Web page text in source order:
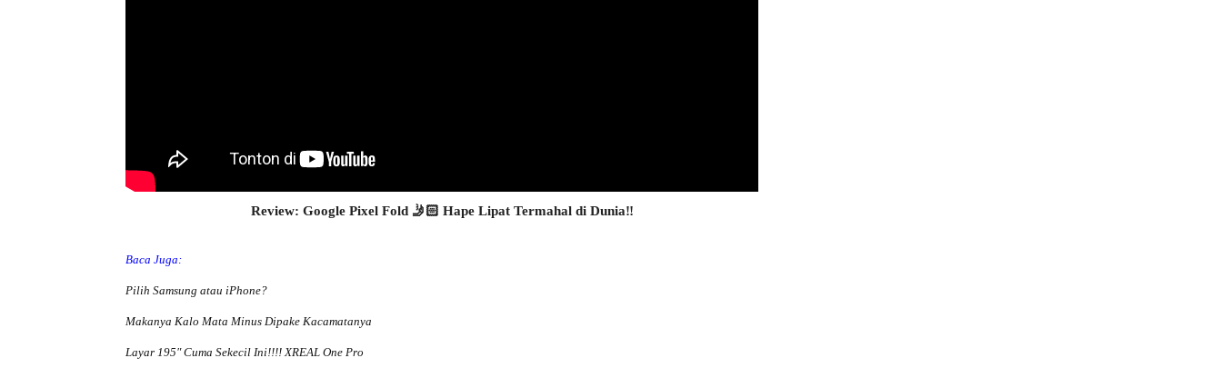
Review: Google Pixel Fold 🤳🏻 Hape Lipat Termahal di Dunia‼️
Baca Juga:
Pilih Samsung atau iPhone?
Makanya Kalo Mata Minus Dipake Kacamatanya
Layar 195″ Cuma Sekecil Ini!!!! XREAL One Pro